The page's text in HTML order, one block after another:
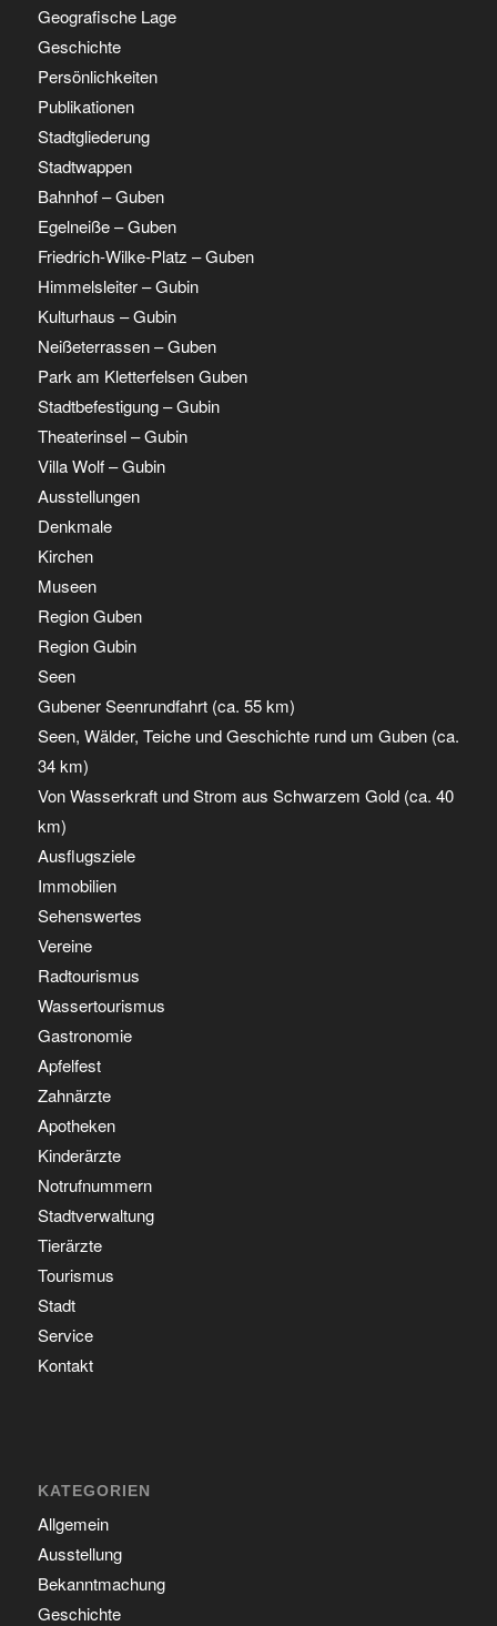
Geografische Lage
Geschichte
Persönlichkeiten
Publikationen
Stadtgliederung
Stadtwappen
Bahnhof – Guben
Egelneiße – Guben
Friedrich-Wilke-Platz – Guben
Himmelsleiter – Gubin
Kulturhaus – Gubin
Neißeterrassen – Guben
Park am Kletterfelsen Guben
Stadtbefestigung – Gubin
Theaterinsel – Gubin
Villa Wolf – Gubin
Ausstellungen
Denkmale
Kirchen
Museen
Region Guben
Region Gubin
Seen
Gubener Seenrundfahrt (ca. 55 km)
Seen, Wälder, Teiche und Geschichte rund um Guben (ca.
34 km)
Von Wasserkraft und Strom aus Schwarzem Gold (ca. 40
km)
Ausflugsziele
Immobilien
Sehenswertes
Vereine
Radtourismus
Wassertourismus
Gastronomie
Apfelfest
Zahnärzte
Apotheken
Kinderärzte
Notrufnummern
Stadtverwaltung
Tierärzte
Tourismus
Stadt
Service
Kontakt
KATEGORIEN
Allgemein
Ausstellung
Bekanntmachung
Geschichte